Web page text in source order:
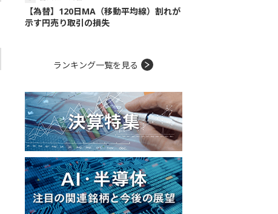
【為替】120日MA（移動平均線）割れが
示す円売り取引の損失
ランキング一覧を見る